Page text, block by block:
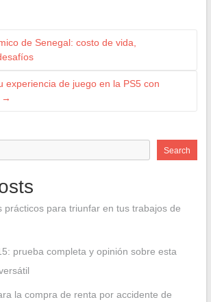
de Senegal: costo de vida,
experiencia de juego en la PS5 con
→
Search
prácticos para triunfar en tus trabajos de
prueba completa y opinión sobre esta
la compra de renta por accidente de